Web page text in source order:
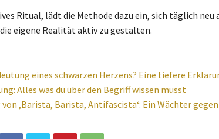
Ritual, lädt die Methode dazu ein, sich täglich neu
eigene Realität aktiv zu gestalten.
eines schwarzen Herzens? Eine tiefere
Alles was du über den Begriff wissen musst
‚Barista, Barista, Antifascista‘: Ein Wächter